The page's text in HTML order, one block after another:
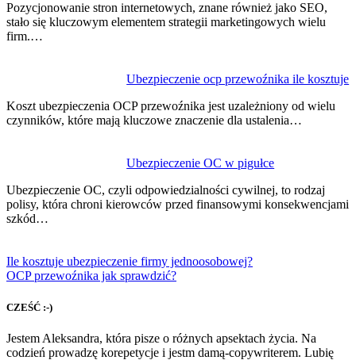
Pozycjonowanie stron internetowych, znane również jako SEO,
stało się kluczowym elementem strategii marketingowych wielu
firm.…
Ubezpieczenie ocp przewoźnika ile kosztuje
Koszt ubezpieczenia OCP przewoźnika jest uzależniony od wielu
czynników, które mają kluczowe znaczenie dla ustalenia…
Ubezpieczenie OC w pigułce
Ubezpieczenie OC, czyli odpowiedzialności cywilnej, to rodzaj
polisy, która chroni kierowców przed finansowymi konsekwencjami
szkód…
Ile kosztuje ubezpieczenie firmy jednoosobowej?
OCP przewoźnika jak sprawdzić?
CZEŚĆ :-)
Jestem Aleksandra, która pisze o różnych apsektach życia. Na
codzień prowadzę korepetycje i jestm damą-copywriterem. Lubię